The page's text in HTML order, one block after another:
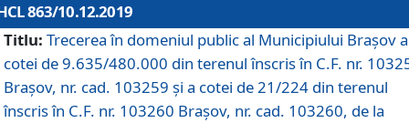
863/10.12.2019
Titlu: Trecerea în domeniul public al Municipiului Braşov a
cotei de 9.635/480.000 din terenul înscris în C.F. nr.
Brașov, nr. cad. 103259 și a cotei de 21/224 din terenul
înscris în C.F. nr. 103260 Brașov, nr. cad. 103260, de la